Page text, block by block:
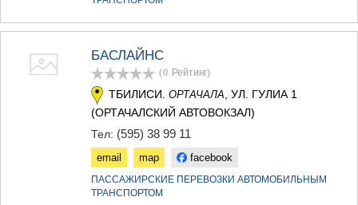
АБАША
МАРТВИЛИ
МЕСТИА
ЦАЛЕНДЖИХА
БАСЛАЙНС
(0 Рейтинг)
ТБИЛИСИ. ОРТАЧАЛА , УЛ. ГУЛИА 1
(ОРТАЧАЛСКИЙ АВТОВОКЗАЛ)
Тел: (595) 38 99 11
email map facebook
ПАССАЖИРСКИЕ ПЕРЕВОЗКИ АВТОМОБИЛЬНЫМ
ТРАНСПОРТОМ